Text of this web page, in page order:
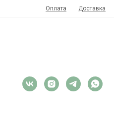
Оплата Доставка